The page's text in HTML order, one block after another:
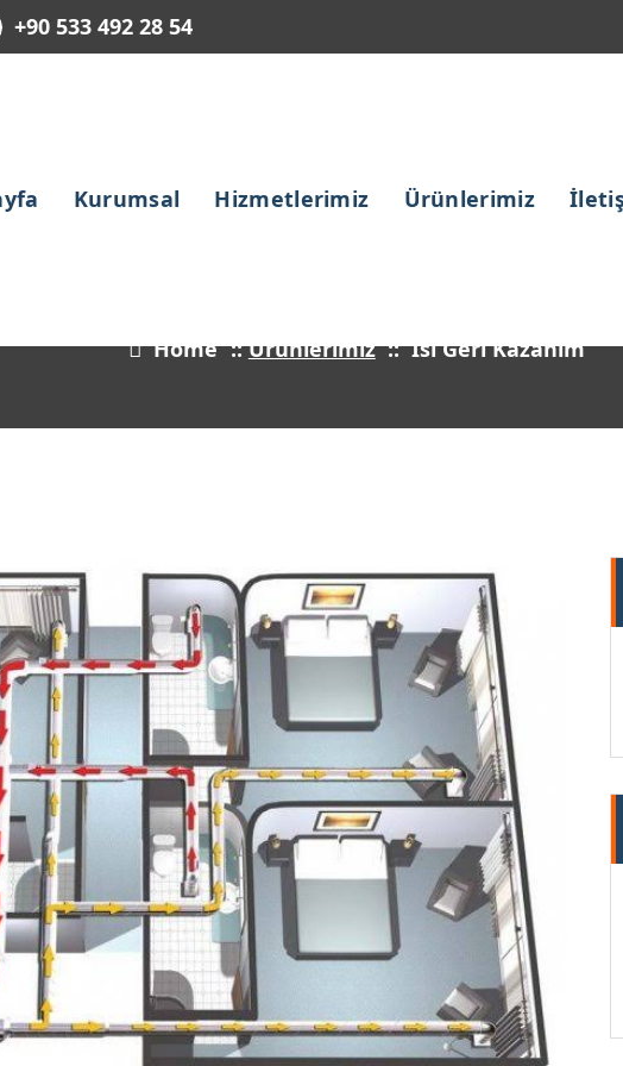
+90 533 492 28 54
Kurumsal Hizmetlerimiz Ürünlerimiz
Home ::Ürünlerimiz:: Isı Geri Kazanım